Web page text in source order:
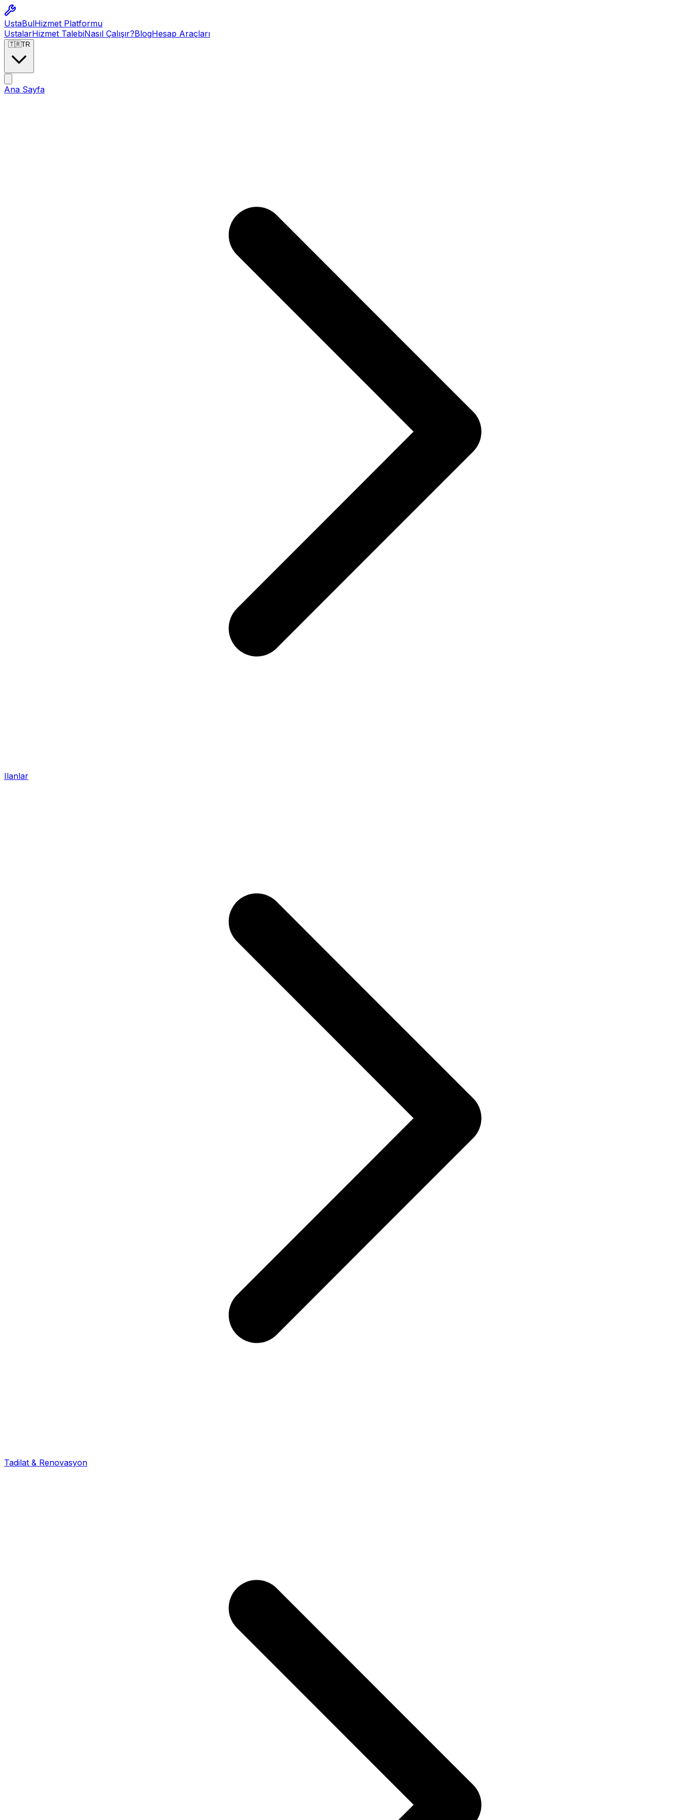
UstaBulHizmet Platformu
UstalarHizmet TalebiNasıl Çalışır?BlogHesap Araçları
🇹🇷TR
Ana Sayfa
Ilanlar
Tadilat & Renovasyon